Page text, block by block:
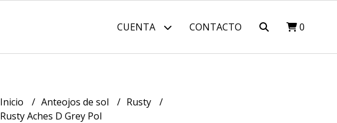
CUENTA CONTACTO 0
Inicio Anteojos de sol
Rusty
Rusty Aches D Grey Pol